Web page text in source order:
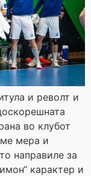
и револт и
во клубот
мера и
направиле за
карактер и